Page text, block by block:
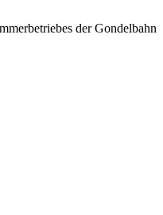
der Gondelbahn